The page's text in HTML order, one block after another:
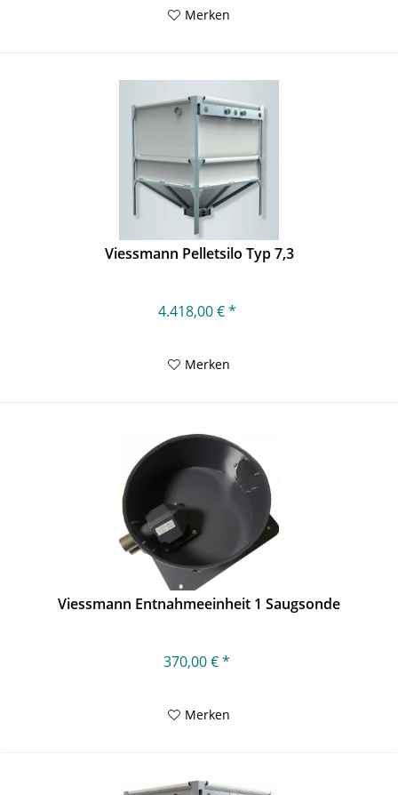
Merken
Viessmann Pelletsilo Typ 7,3
4.418,00 € *
Merken
Viessmann Entnahmeeinheit 1 Saugsonde
370,00 € *
Merken